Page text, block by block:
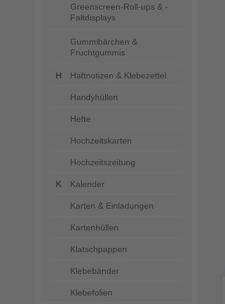
Greenscreen-Roll-ups & -
Faltdisplays
Gummibärchen &
Fruchtgummis
Haftnotizen & Klebezettel
Handyhüllen
Hefte
Hochzeitskarten
Hochzeitszeitung
Kalender
Karten & Einladungen
Kartenhüllen
Klatschpappen
Klebebänder
Klebefolien